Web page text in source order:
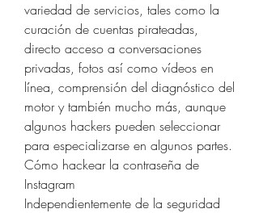
variedad de servicios, tales como la
curación de cuentas pirateadas,
directo acceso a conversaciones
privadas, fotos así como vídeos en
línea, comprensión del diagnóstico del
motor y también mucho más, aunque
algunos hackers pueden seleccionar
para especializarse en algunos partes.
Cómo hackear la contraseña de
Instagram
Independientemente de la seguridad